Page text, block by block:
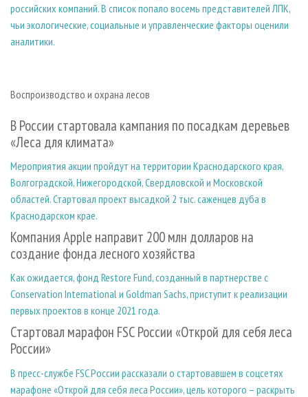
российских компаний. В список попало восемь представителей ЛПК,
чьи экологические, социальные и управленческие факторы оценили
аналитики.
Воспроизводство и охрана лесов
В России стартовала кампания по посадкам деревьев
«Леса для климата»
Мероприятия акции пройдут на территории Краснодарского края,
Волгоградской, Нижегородской, Свердловской и Московской
областей. Стартовал проект высадкой 2 тыс. саженцев дуба в
Краснодарском крае.
Компания Apple направит 200 млн долларов на
создание фонда лесного хозяйства
Как ожидается, фонд Restore Fund, созданный в партнерстве с
Conservation International и Goldman Sachs, приступит к реализации
первых проектов в конце 2021 года.
Стартовал марафон FSC России «Открой для себя леса
России»
В пресс-службе FSC России рассказали о стартовавшем в соцсетях
марафоне «Открой для себя леса России», цель которого – раскрыть